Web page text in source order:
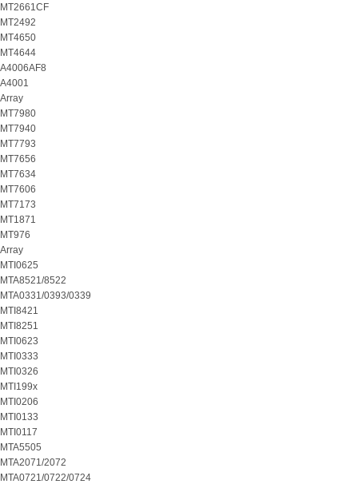
MT2661CF
MT2492
MT4650
MT4644
A4006AF8
A4001
Array
MT7980
MT7940
MT7793
MT7656
MT7634
MT7606
MT7173
MT1871
MT976
Array
MTI0625
MTA8521/8522
MTA0331/0393/0339
MTI8421
MTI8251
MTI0623
MTI0333
MTI0326
MTI199x
MTI0206
MTI0133
MTI0117
MTA5505
MTA2071/2072
MTA0721/0722/0724